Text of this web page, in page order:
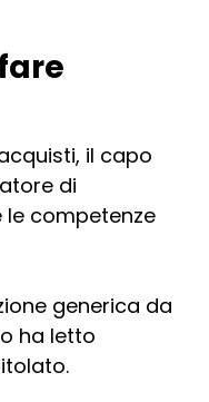
il capo
di
competenze
generica da
ha letto